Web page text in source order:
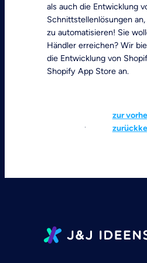
als auch die Entwicklung
Schnittstellenlösungen
zu automatisieren! Sie
Händler erreichen? Wir
die Entwicklung von
Shopify App Store an.
zur